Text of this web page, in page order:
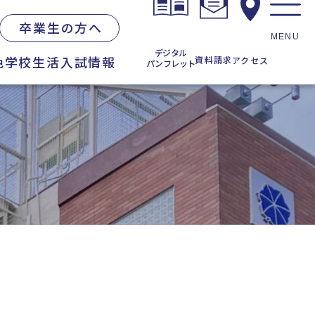
卒業生の方へ
学校生活入試情報
デジタル
パンフレット資料請求アクセス
MENU
校説明会
お知らせ一覧
在校生の方へ
卒業生の方へ
各種証明書の発行
同窓会